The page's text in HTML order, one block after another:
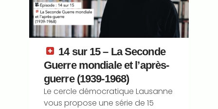
14 sur 15 – La Seconde
Guerre mondiale et l’après-
guerre (1939-1968)
Le cercle démocratique Lausanne
vous propose une série de 15